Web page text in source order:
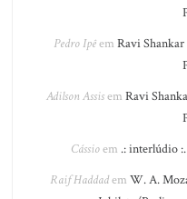
Pedro Ipêem Ravi Shankar
Adilson Assisem Ravi
Cássioem .: interlúdio
Raif Haddadem W. A.